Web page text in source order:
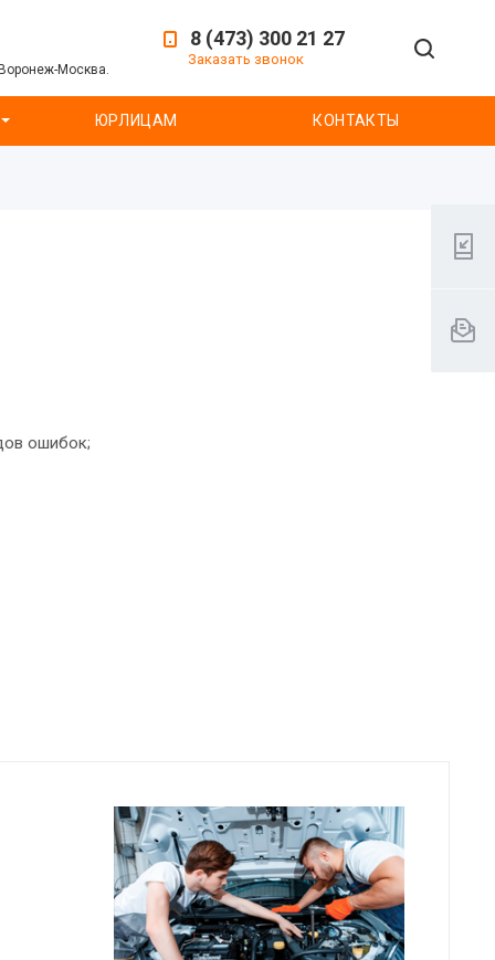
Москва.
8 (473) 300 21 27
Заказать звонок
ЮРЛИЦАМ КОНТАКТЫ
ошибок;